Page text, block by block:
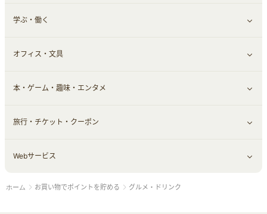
その他投資
その他金融
住まい・暮らし
不動産
引越し
エコ・エネルギー
車情報・カーシェア・レンタル
中古車
すべて見る
ギフト・贈答品
学ぶ・働く
すべて見る
習い事・学習・学校
仕事・転職
オフィス・文具
すべて見る
オフィス・文具
本・ゲーム・趣味・エンタメ
すべて見る
ゲーム・趣味
音楽・シネマ・エンタメ
旅行・チケット・クーポン
すべて見る
旅行・レジャー・航空券・宿泊
Webサービス
すべて見る
ホーム お買い物でポイントを貯める グルメ・ドリンク